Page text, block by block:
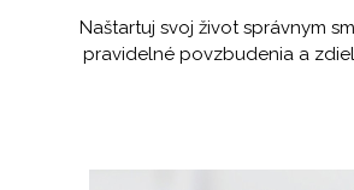
Naštartuj svoj život správnym
pravidelné povzbudenia a